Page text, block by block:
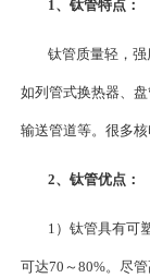
1、钛管特点：
钛管质量轻，
如列管式换热器、
输送管道等。很多
2、钛管优点：
1）钛管具有可
可达70～80%。尽